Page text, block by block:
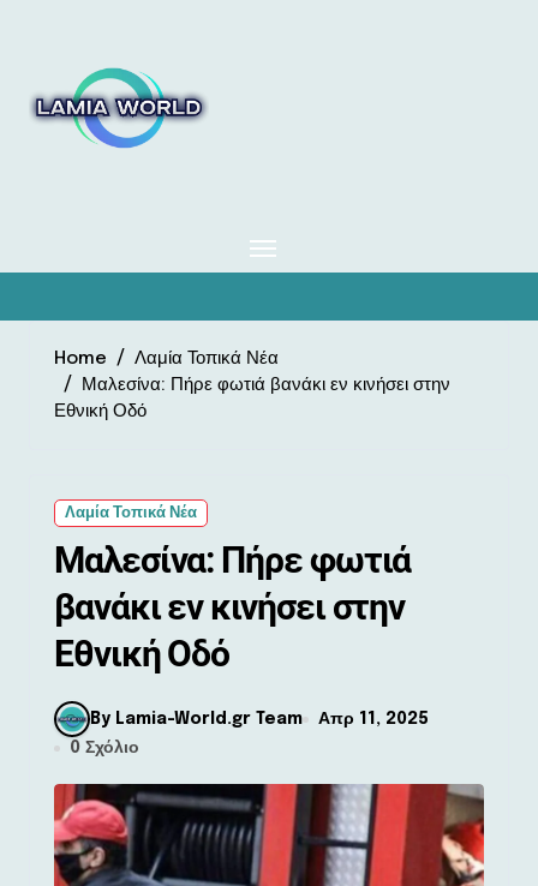
Home
Λαμία Τοπικά Νέα
Μαλεσίνα: Πήρε φωτιά βανάκι εν κινήσει στην
Εθνική Οδό
Λαμία Τοπικά Νέα
Μαλεσίνα: Πήρε φωτιά
βανάκι εν κινήσει στην
Εθνική Οδό
By Lamia-World.gr Team
Απρ 11, 2025
0 Σχόλιο